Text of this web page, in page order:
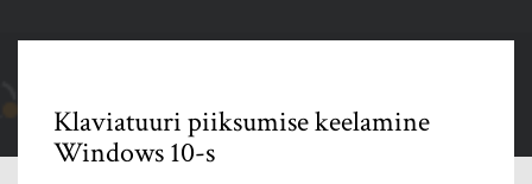
Klaviatuuri piiksumise keelamine
Windows 10-s